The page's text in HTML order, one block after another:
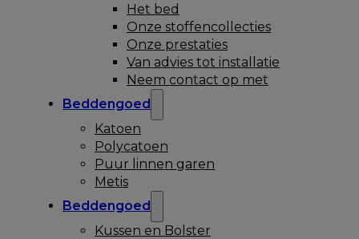
Het bed
Onze stoffencollecties
Onze prestaties
Van advies tot installatie
Neem contact op met
Beddengoed
Katoen
Polycatoen
Puur linnen garen
Metis
Beddengoed
Kussen en Bolster